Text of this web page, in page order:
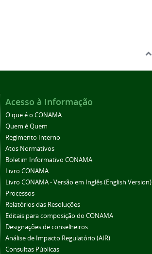
Acesso à Informação
O que é o CONAMA
Quem é Quem
Regimento Interno
Atos Normativos
Boletim Informativo CONAMA
Livro CONAMA
Livro CONAMA - Versão em Inglês (English Version)
Processos
Relatórios das Resoluções
Editais para composição do CONAMA
Designações de conselheiros
Análise de Impacto Regulatório (AIR)
Consultas Públicas